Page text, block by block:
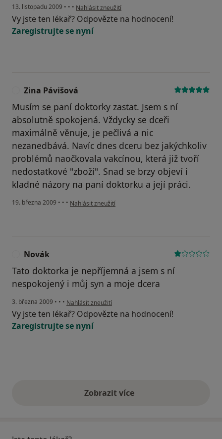
13. listopadu 2009 • • • podle názoru uživatele Pacient
Nahlásit zneužití
Vy jste ten lékař? Odpovězte na hodnocení!
Zaregistrujte se nyní
Zina Pávišová
Musím se paní doktorky zastat. Jsem s ní
absolutně spokojená. Vždycky se dceři
maximálně věnuje, je pečlivá a nic
nezanedbává. Navíc dnes dceru bez jakýchkoliv
problémů naočkovala vakcínou, která již tvoří
nedostatkové "zboží". Snad se brzy objeví i
kladné názory na paní doktorku a její práci.
19. března 2009 • • • podle názoru uživatele Zina Pávišová
Nahlásit zneužití
Novák
Tato doktorka je nepříjemná a jsem s ní
nespokojený i můj syn a moje dcera
3. března 2009 • • • podle názoru uživatele Novák
Nahlásit zneužití
Vy jste ten lékař? Odpovězte na hodnocení!
Zaregistrujte se nyní
Zobrazit vícevýše uvedené názory